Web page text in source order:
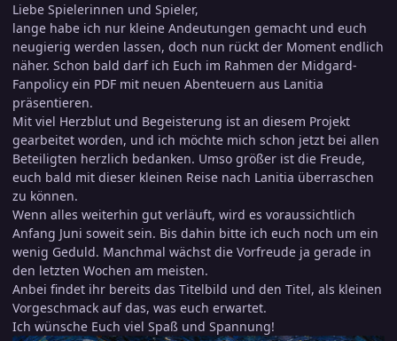
Liebe Spielerinnen und Spieler,
lange habe ich nur kleine Andeutungen gemacht und euch
neugierig werden lassen, doch nun rückt der Moment endlich
näher. Schon bald darf ich Euch im Rahmen der Midgard-
Fanpolicy ein PDF mit neuen Abenteuern aus Lanitia
präsentieren.
Mit viel Herzblut und Begeisterung ist an diesem Projekt
gearbeitet worden, und ich möchte mich schon jetzt bei allen
Beteiligten herzlich bedanken. Umso größer ist die Freude,
euch bald mit dieser kleinen Reise nach Lanitia überraschen
zu können.
Wenn alles weiterhin gut verläuft, wird es voraussichtlich
Anfang Juni soweit sein. Bis dahin bitte ich euch noch um ein
wenig Geduld. Manchmal wächst die Vorfreude ja gerade in
den letzten Wochen am meisten.
Anbei findet ihr bereits das Titelbild und den Titel, als kleinen
Vorgeschmack auf das, was euch erwartet.
Ich wünsche Euch viel Spaß und Spannung!